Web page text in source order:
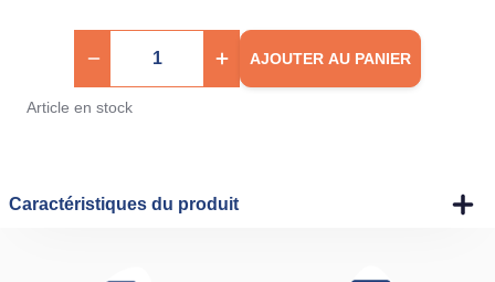
AJOUTER AU PANIER
Article en stock
Caractéristiques du produit